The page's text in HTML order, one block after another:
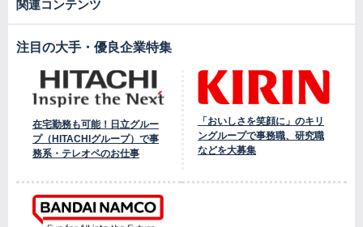
関連コンテンツ
注目の大手・優良企業特集
在宅勤務も可能！日立グルー
プ（HITACHIグループ）で事
務系・テレオペのお仕事
「おいしさを笑顔に」のキリ
ングループで事務職、研究職
などを大募集